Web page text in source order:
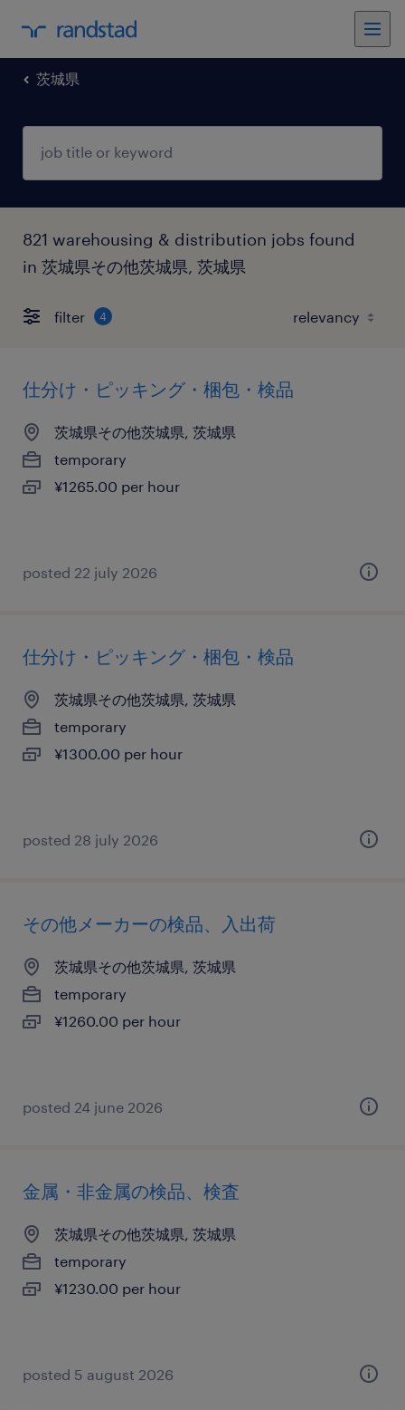
茨城県
821 warehousing & distribution jobs found
in 茨城県その他茨城県, 茨城県
filter 4
仕分け・ピッキング・梱包・検品
茨城県その他茨城県, 茨城県
temporary
¥1265.00 per hour
posted 22 july 2026
仕分け・ピッキング・梱包・検品
茨城県その他茨城県, 茨城県
temporary
¥1300.00 per hour
posted 28 july 2026
その他メーカーの検品、入出荷
茨城県その他茨城県, 茨城県
temporary
¥1260.00 per hour
posted 24 june 2026
金属・非金属の検品、検査
茨城県その他茨城県, 茨城県
temporary
¥1230.00 per hour
posted 5 august 2026